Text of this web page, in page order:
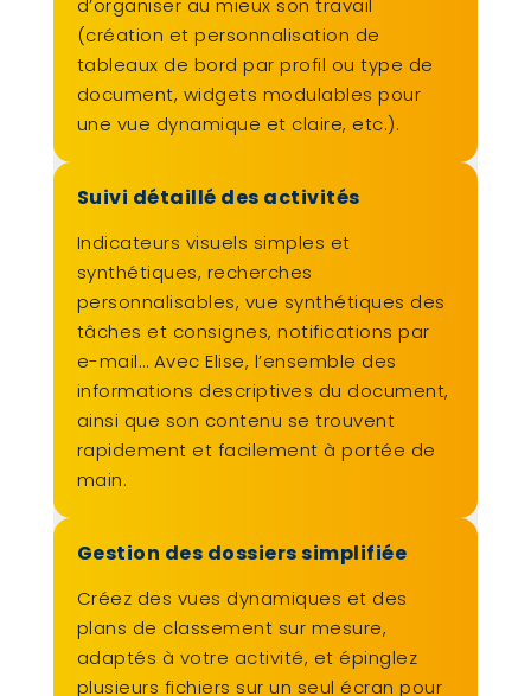
d’organiser au mieux son travail
(création et personnalisation de
tableaux de bord par profil ou type de
document, widgets modulables pour
une vue dynamique et claire, etc.).
Suivi détaillé des activités
Indicateurs visuels simples et
synthétiques, recherches
personnalisables, vue synthétiques des
tâches et consignes, notifications par
e-mail… Avec Elise, l’ensemble des
informations descriptives du document,
ainsi que son contenu se trouvent
rapidement et facilement à portée de
main.
Gestion des dossiers simplifiée
Créez des vues dynamiques et des
plans de classement sur mesure,
adaptés à votre activité, et épinglez
plusieurs fichiers sur un seul écran pour